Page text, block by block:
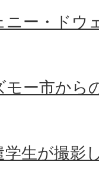
ニー・ドウ
モー市から
生が撮影